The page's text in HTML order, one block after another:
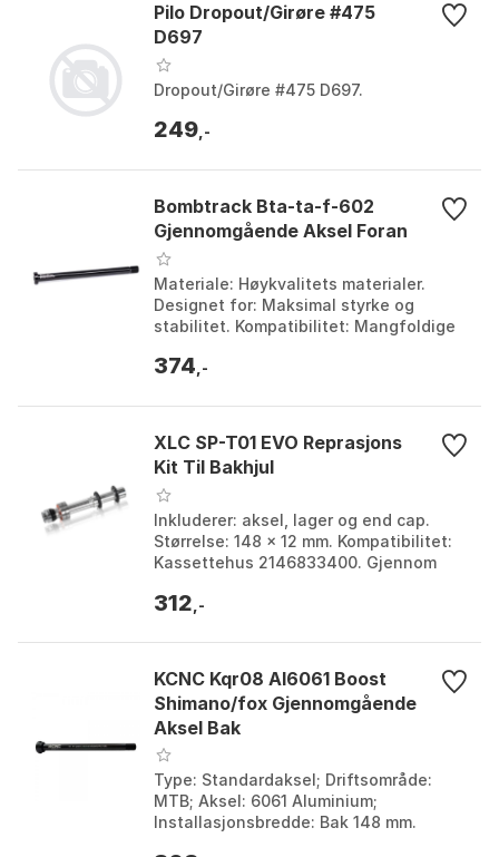
Pilo Dropout/Girøre #475
D697
Dropout/Girøre #475 D697.
249 ,-
Bombtrack Bta-ta-f-602
Gjennomgående Aksel Foran
Materiale: Høykvalitets materialer.
Designet for: Maksimal styrke og
stabilitet. Kompatibilitet: Mangfoldige
sikker passfo...
374 ,-
XLC SP-T01 EVO Reprasjons
Kit Til Bakhjul
Inkluderer: aksel, lager og end cap.
Størrelse: 148 x 12 mm. Kompatibilitet:
Kassettehus 2146833400. Gjennom
Størrelse: One Size....
312 ,-
KCNC Kqr08 Al6061 Boost
Shimano/fox Gjennomgående
Aksel Bak
Type: Standardaksel; Driftsområde:
MTB; Aksel: 6061 Aluminium;
Installasjonsbredde: Bak 148 mm.